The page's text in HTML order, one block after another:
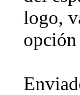
logo,